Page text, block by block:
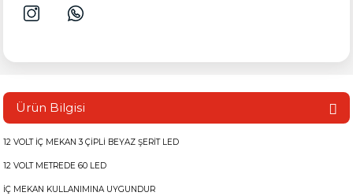
Ürün Bilgisi
12 VOLT İÇ MEKAN 3 ÇİPLİ BEYAZ ŞERİT LED
12 VOLT METREDE 60 LED
İÇ MEKAN KULLANIMINA UYGUNDUR